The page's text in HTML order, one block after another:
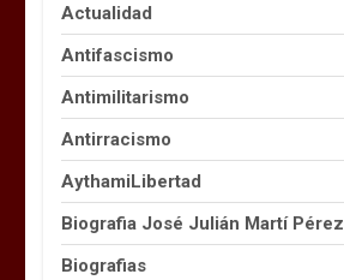
Actualidad
Antifascismo
Antimilitarismo
Antirracismo
AythamiLibertad
Biografia José Julián Martí Pérez
Biografias